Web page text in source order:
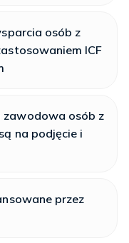
osób z
ICF
zawodowa osób z
na podjęcie i
przez